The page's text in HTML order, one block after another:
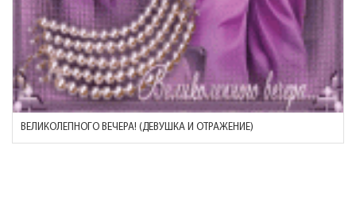
ВЕЛИКОЛЕПНОГО ВЕЧЕРА! (ДЕВУШКА И ОТРАЖЕНИЕ)